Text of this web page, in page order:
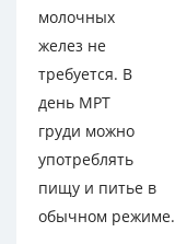
молочных
желез не
требуется. В
день МРТ
груди можно
употреблять
пищу и питье в
обычном режиме.